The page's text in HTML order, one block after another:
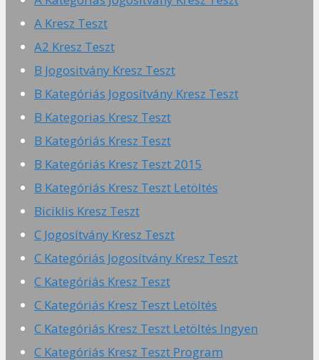
A Kresz Teszt
A2 Kresz Teszt
B Jogositvány Kresz Teszt
B Kategóriás Jogosítvány Kresz Teszt
B Kategorias Kresz Teszt
B Kategóriás Kresz Teszt
B Kategóriás Kresz Teszt 2015
B Kategóriás Kresz Teszt Letöltés
Biciklis Kresz Teszt
C Jogosítvány Kresz Teszt
C Kategóriás Jogosítvány Kresz Teszt
C Kategóriás Kresz Teszt
C Kategóriás Kresz Teszt Letöltés
C Kategóriás Kresz Teszt Letöltés Ingyen
C Kategóriás Kresz Teszt Program